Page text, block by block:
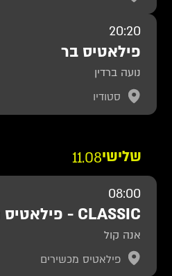
20:20
פילאטיס בר
נועה ברדין
סטודיו
שלישי11.08
08:00
CLASSIC - פילאטיס מכשירים
אנה קול
פילאטיס מכשירים